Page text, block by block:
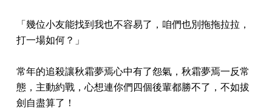
「幾位小友能找到我也不容易了，咱們也別拖拖拉拉，
打一場如何？」
常年的追殺讓秋霜夢焉心中有了怨氣，秋霜夢焉一反常
態，主動約戰，心想連你們四個後輩都勝不了，不如拔
劍自盡算了！